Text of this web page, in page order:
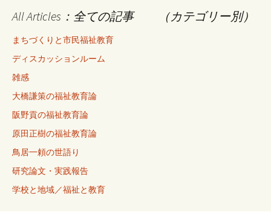
All Articles：全ての記事 （カテゴリー別）
まちづくりと市民福祉教育
ディスカッションルーム
雑感
大橋謙策の福祉教育論
阪野貢の福祉教育論
原田正樹の福祉教育論
鳥居一頼の世語り
研究論文・実践報告
学校と地域／福祉と教育